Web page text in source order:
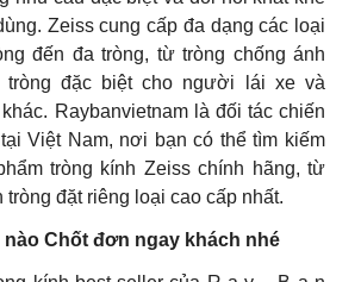
Zeiss cung cấp đa dạng các loại
đến đa tròng, từ tròng chống ánh
tròng đặc biệt cho người lái xe và
Raybanvietnam là đối tác chiến
Việt Nam, nơi bạn có thể tìm kiếm
tròng kính Zeiss chính hãng, từ
tròng đặt riêng loại cao cấp nhất.
Chốt đơn ngay khách nhé